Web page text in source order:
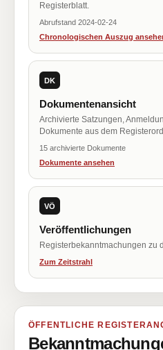
Registerblatt.
Abrufstand 2024-02-24
Chronologischen Auszug
DK
Dokumentenansicht
Archivierte Satzungen,
Dokumente aus dem
15 archivierte Dokumente
Dokumente ansehen
VÖ
Veröffentlichungen
Registerbekanntmachungen zu
Zum Zeitstrahl
ÖFFENTLICHE